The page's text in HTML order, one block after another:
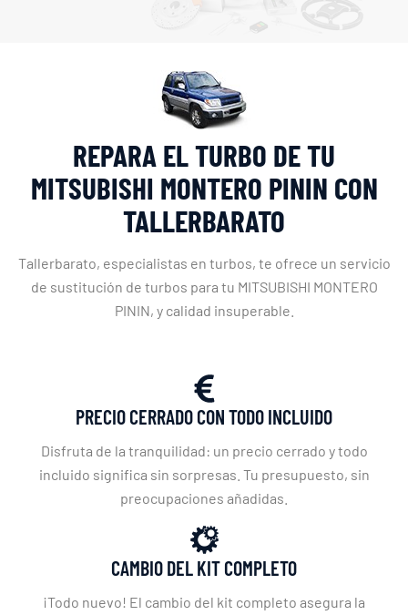
REPARA EL TURBO DE TU
MITSUBISHI MONTERO PININ CON
TALLERBARATO
Tallerbarato, especialistas en turbos, te ofrece un servicio
de sustitución de turbos para tu MITSUBISHI MONTERO
PININ, y calidad insuperable.
PRECIO CERRADO CON TODO INCLUIDO
Disfruta de la tranquilidad: un precio cerrado y todo
incluido significa sin sorpresas. Tu presupuesto, sin
preocupaciones añadidas.
CAMBIO DEL KIT COMPLETO
¡Todo nuevo! El cambio del kit completo asegura la